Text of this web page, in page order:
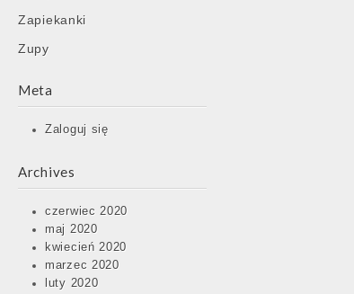
Zapiekanki
Zupy
Meta
Zaloguj się
Archives
czerwiec 2020
maj 2020
kwiecień 2020
marzec 2020
luty 2020